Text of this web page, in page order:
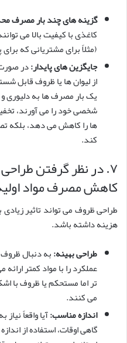
گزینه های چند بار مصرف
کاغذی با کیفیت بالا می
(مثلاً برای مشتریانی که
جایگزین های پایدار:در
از لیوان ها یا ظروف قابل
یک بار مصرف ها به دلیوری
شخصی خود را می آورند،
ها را کاهش می دهد، بلکه
کند.
۷. در نظر گرفتن
کاهش مصرف مواد
طراحی ظروف می تواند تاثیر
هزینه داشته باشد.
طراحی بهینه:به دنبال
عملکرد را با مواد کمتر
تر اما مستحکم یا ظروف با
می کنند.
اندازه مناسب:آیا واقعاً
گاهی اوقات، استفاده از